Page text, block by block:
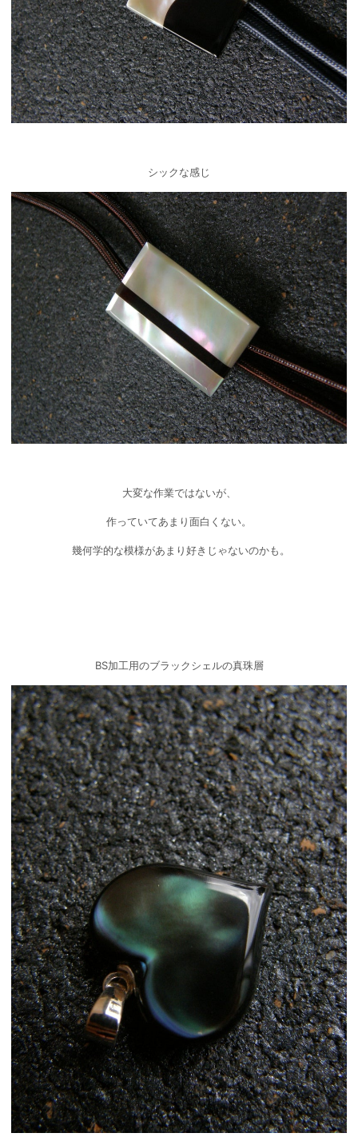
シックな感じ
大変な作業ではないが、
作っていてあまり面白くない。
幾何学的な模様があまり好きじゃないのかも。
BS加工用のブラックシェルの真珠層